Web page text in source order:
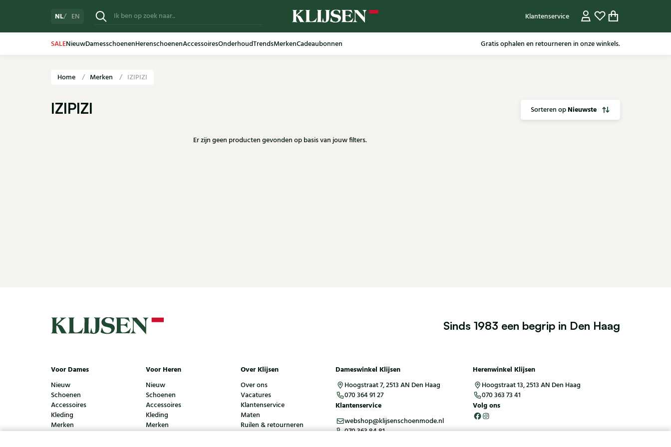
NL EN Klantenservice
SALENieuwDamesschoenenHerenschoenenAccessoiresOnderhoudTrendsMerkenCadeaubonnen Gratis ophalen en retourneren in onze winkels.
Home Merken IZIPIZI
IZIPIZI Sorteren opNieuwste
Er zijn geen producten gevonden op basis van jouw filters.
Sinds 1983 een begrip in Den Haag
Voor Dames
Nieuw
Schoenen
Accessoires
Kleding
Merken
Voor Heren
Nieuw
Schoenen
Accessoires
Kleding
Merken
Over Klijsen
Over ons
Vacatures
Klantenservice
Maten
Ruilen & retourneren
Dameswinkel Klijsen
Hoogstraat 7, 2513 AN Den Haag
070 364 91 27
Herenwinkel Klijsen
Hoogstraat 13, 2513 AN Den Haag
070 363 73 41
Klantenservice
webshop@klijsenschoenmode.nl
070 363 84 81
Volg ons